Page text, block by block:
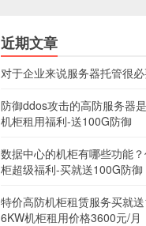
近期文章
对于企业来说服务器托管很
防御ddos攻击的高防服务器
机柜租用福利-送100G防御
数据中心的机柜有哪些功能
柜超级福利-买就送100G防御
特价高防机柜租赁服务买就
6KW机柜租用价格3600元/月